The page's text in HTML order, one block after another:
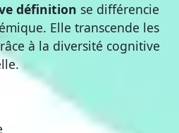
définition se différencie
Elle transcende les
à la diversité cognitive